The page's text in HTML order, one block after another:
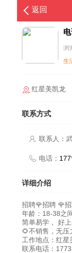
返回
浏
生
红星美凯龙
联系方式
联系人：
电话：
详细介绍
招聘🌹招聘 🌹
年龄：18-38之
简单易学， 好上
🌻不销售，无
工作地点：红星
联系电话：